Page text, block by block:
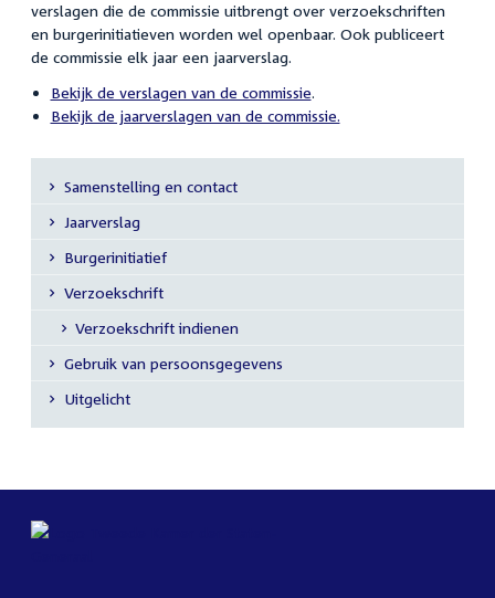
verslagen die de commissie uitbrengt over verzoekschriften
en burgerinitiatieven worden wel openbaar. Ook publiceert
de commissie elk jaar een jaarverslag.
Bekijk de verslagen van de commissie.
Bekijk de jaarverslagen van de commissie.
Secundaire
Samenstelling en contact
Jaarverslag
Burgerinitiatief
Verzoekschrift
Verzoekschrift indienen
Gebruik van persoonsgegevens
Uitgelicht